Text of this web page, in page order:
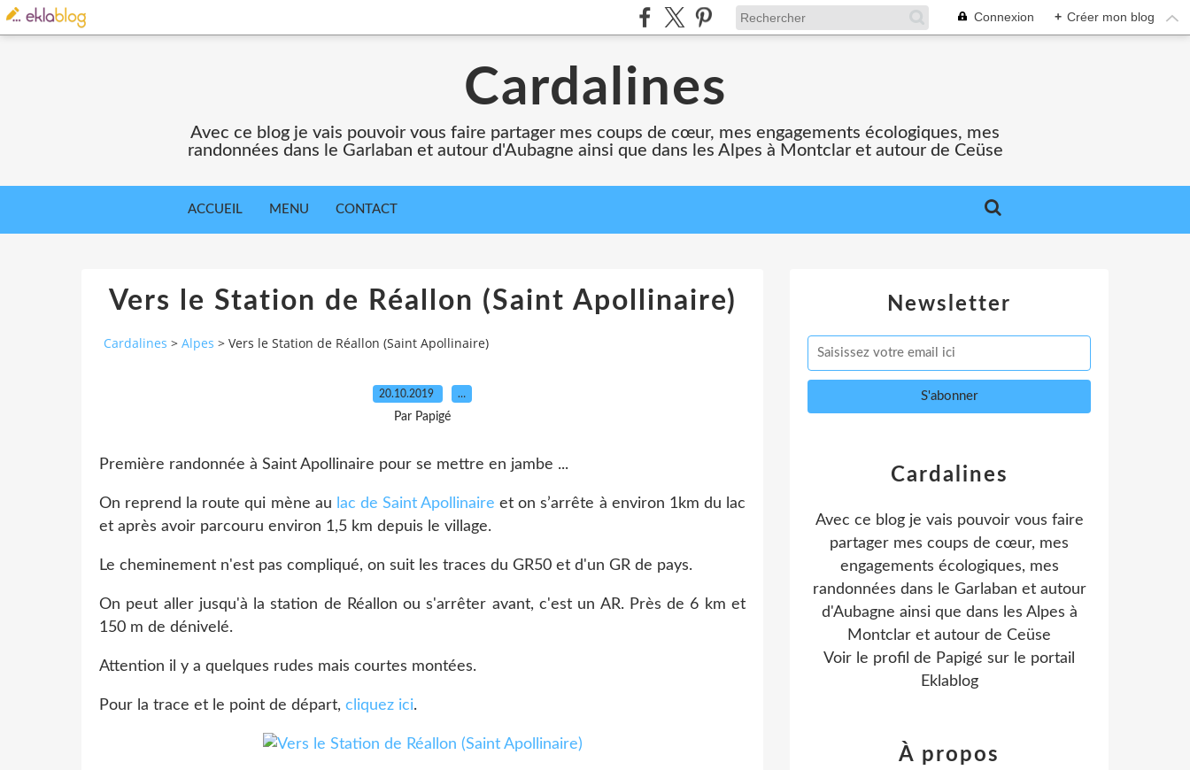
Connexion + Créer mon blog
Cardalines
Avec ce blog je vais pouvoir vous faire partager mes coups de cœur, mes engagements écologiques, mes
randonnées dans le Garlaban et autour d'Aubagne ainsi que dans les Alpes à Montclar et autour de Ceüse
ACCUEIL MENU CONTACT
Vers le Station de Réallon (Saint Apollinaire)
Cardalines > Alpes > Vers le Station de Réallon (Saint Apollinaire)
20.10.2019 …
Par Papigé
Première randonnée à Saint Apollinaire pour se mettre en jambe ...
On reprend la route qui mène au lac de Saint Apollinaire et on s’arrête à environ 1km du lac
et après avoir parcouru environ 1,5 km depuis le village.
Le cheminement n'est pas compliqué, on suit les traces du GR50 et d'un GR de pays.
On peut aller jusqu'à la station de Réallon ou s'arrêter avant, c'est un AR. Près de 6 km et
150 m de dénivelé.
Attention il y a quelques rudes mais courtes montées.
Pour la trace et le point de départ, cliquez ici.
Newsletter
Cardalines
Avec ce blog je vais pouvoir vous faire
partager mes coups de cœur, mes
engagements écologiques, mes
randonnées dans le Garlaban et autour
d'Aubagne ainsi que dans les Alpes à
Montclar et autour de Ceüse
Voir le profil de Papigé sur le portail
Eklablog
À propos